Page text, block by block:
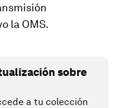
la OMS.
sobre
a tu colección